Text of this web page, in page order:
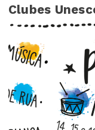
Clubes